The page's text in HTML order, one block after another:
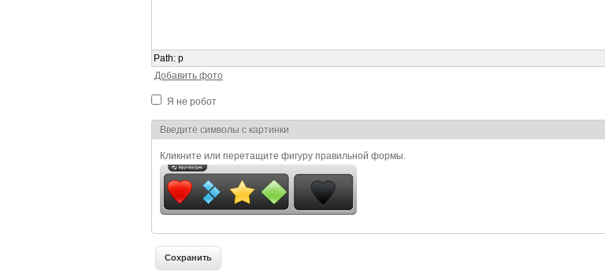
Path: p
Добавить фото
Я не робот
Я спамер
Введите символы с картинки
Кликните или перетащите фигуру правильной формы.